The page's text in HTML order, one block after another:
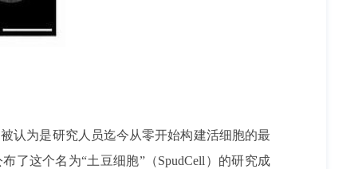
认为是研究人员迄今从零开始构建活细胞的最
了这个名为“土豆细胞”（SpudCell）的研究成